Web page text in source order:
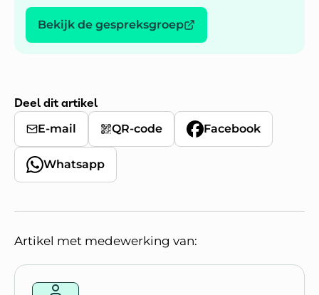
Bekijk de gespreksgroep
Deel dit artikel
E-mail QR-code Facebook
Whatsapp
Artikel met medewerking van: